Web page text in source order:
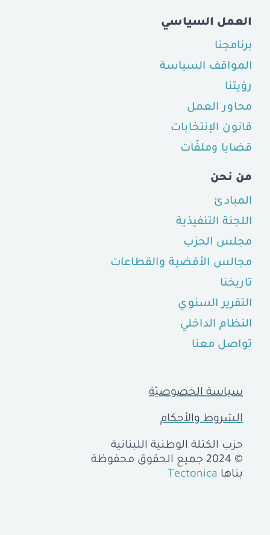
العمل السياسي
برنامجنا
المواقف السياسة
رؤيتنا
محاور العمل
قانون الإنتخابات
قضايا وملفّات
من نحن
المبادئ
اللجنة التنفيذية
مجلس الحزب
مجالس الأقضية والقطاعات
تاريخنا
التقرير السنوي
النظام الداخلي
تواصل معنا
سياسة الخصوصيّة
الشروط والأحكام
حزب الكتلة الوطنية اللبنانية
© 2024 جميع الحقوق محفوظة
بناها Tectonica